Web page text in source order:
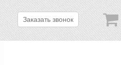
Заказать звонок